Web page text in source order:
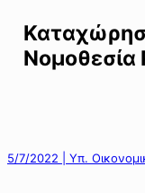
Νομοθεσία
5/7/2022 | Υπ.